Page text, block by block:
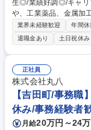
生◎/業績好調◎/キャリアチェンジ歓迎 仕
や、工業薬品、金属加
す。そんな当社で営業
売)をお任せいたします。 【詳細】 ■三菱電機住宅設備機器・空調
器のルート販売営業 ■
になります。20社ほど
奈川県、その他静岡県
場環境を目指しており
ます！ 募集職種 【神奈川/営業】/三菱系老舗商社/福利厚生◎/業績好調◎/
キャリアチェンジ歓迎
業界未経験歓迎 年間
退職金あり
土日祝休み
正社員
株式会社丸八
【吉田町/事務職
休み/事務経験者
月給20万円～24